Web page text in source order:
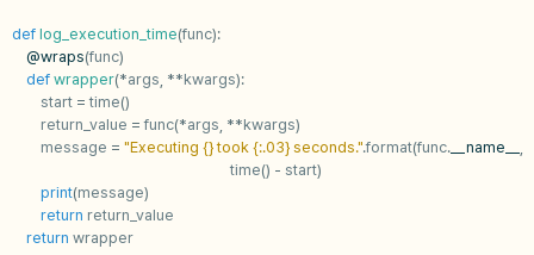
def log_execution_time(func):
@wraps(func)
def wrapper(*args **kwargs):
start = time()
return_value = func(*args **kwargs)
message = "Executing {} took {:.03} seconds.".format(func.__name__
time() - start)
print(message)
return return_value
return wrapper